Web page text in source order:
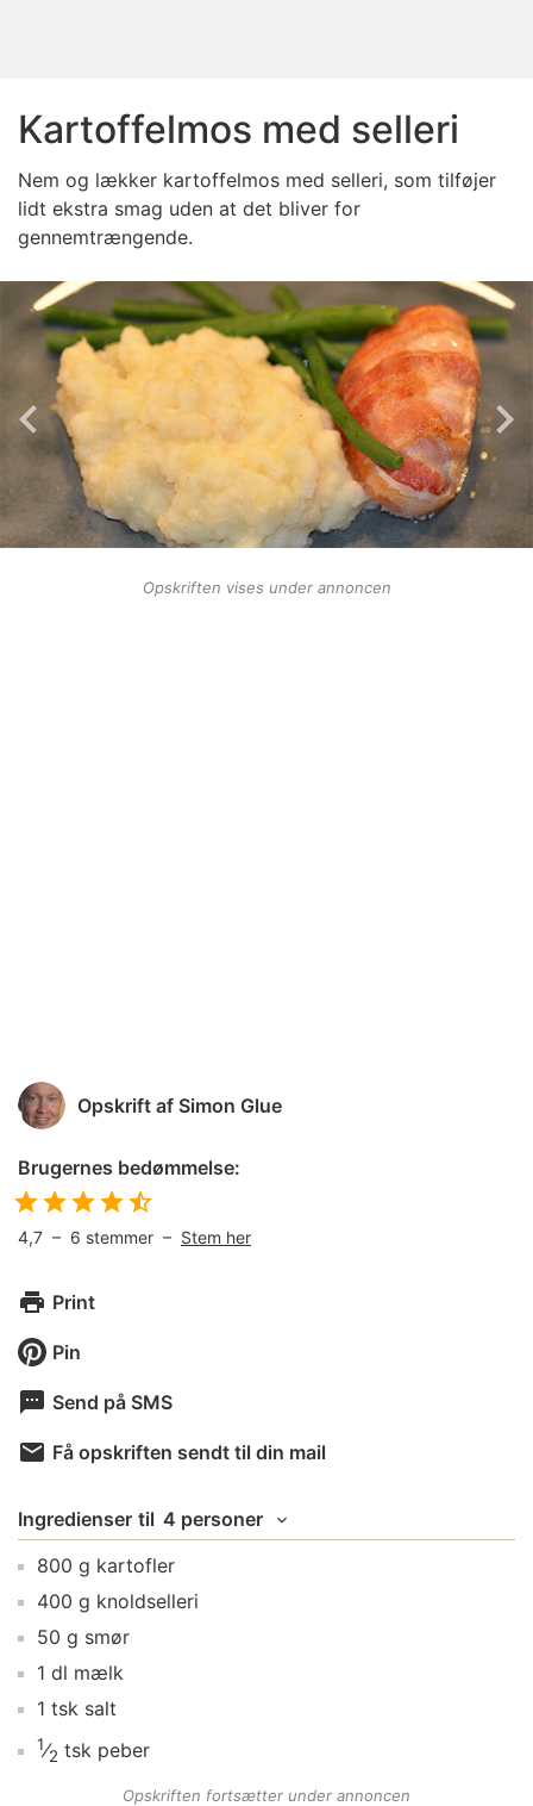
Kartoffelmos med selleri
Nem og lækker kartoffelmos med selleri, som tilføjer
lidt ekstra smag uden at det bliver for
gennemtrængende.
Opskriften vises under annoncen
Opskrift af Simon Glue
Brugernes bedømmelse:
4,7 – 6 stemmer – Stem her
Print
Pin
Send på SMS
Få opskriften sendt til din mail
Ingredienser til 4 personer
800 g kartofler
400 g knoldselleri
50 g smør
1 dl mælk
1 tsk salt
1⁄2 tsk peber
Opskriften fortsætter under annoncen